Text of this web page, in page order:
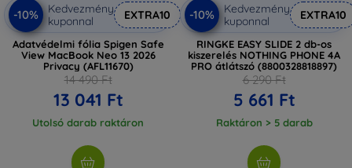
-10%
Kedvezmény
kuponnal
EXTRA10
Adatvédelmi fólia Spigen Safe
View MacBook Neo 13 2026
Privacy (AFL11670)
14 490 Ft
13 041 Ft
Utolsó darab raktáron
-10%
Kedvezmény
kuponnal
EXTRA10
RINGKE EASY SLIDE 2 db-os
kiszerelés NOTHING PHONE 4A
PRO átlátszó (8800328818897)
6 290 Ft
5 661 Ft
Raktáron > 5 darab